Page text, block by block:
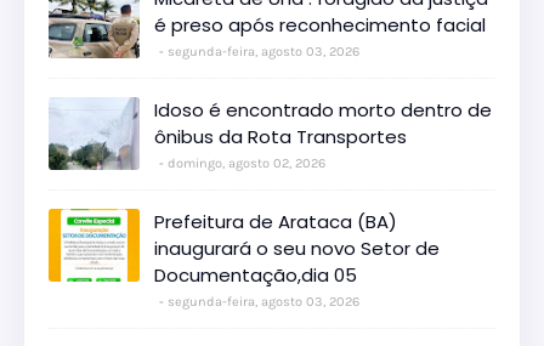
é preso após reconhecimento facial
segunda-feira, agosto 03, 2026
Idoso é encontrado morto dentro de
ônibus da Rota Transportes
domingo, agosto 02, 2026
Prefeitura de Arataca (BA)
inaugurará o seu novo Setor de
Documentação,dia 05
segunda-feira, agosto 03, 2026